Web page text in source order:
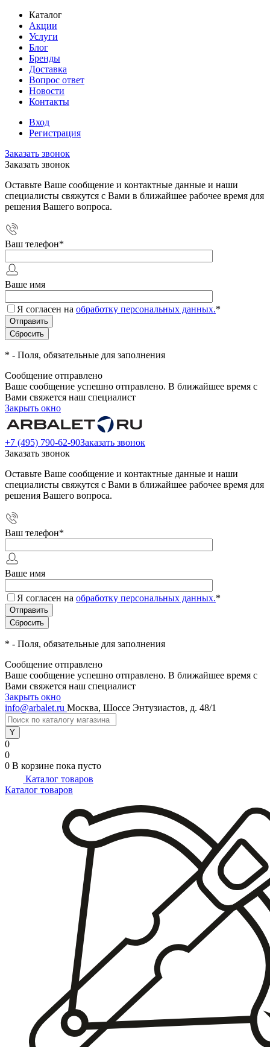
Каталог
Акции
Услуги
Блог
Бренды
Доставка
Вопрос ответ
Новости
Контакты
Вход
Регистрация
Заказать звонок
Заказать звонок
Оставьте Ваше сообщение и контактные данные и наши
специалисты свяжутся с Вами в ближайшее рабочее время для
решения Вашего вопроса.
Ваш телефон*
Ваше имя
Я согласен на обработку персональных данных.*
* - Поля, обязательные для заполнения
Сообщение отправлено
Ваше сообщение успешно отправлено. В ближайшее время с
Вами свяжется наш специалист
Закрыть окно
+7 (495) 790-62-90Заказать звонок
Заказать звонок
Оставьте Ваше сообщение и контактные данные и наши
специалисты свяжутся с Вами в ближайшее рабочее время для
решения Вашего вопроса.
Ваш телефон*
Ваше имя
Я согласен на обработку персональных данных.*
* - Поля, обязательные для заполнения
Сообщение отправлено
Ваше сообщение успешно отправлено. В ближайшее время с
Вами свяжется наш специалист
Закрыть окно
info@arbalet.ru Москва, Шоссе Энтузиастов, д. 48/1
0
0
0 В корзине пока пусто
Каталог товаров
Каталог товаров